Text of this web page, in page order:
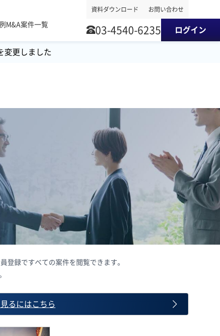
M&A案件一覧
資料ダウンロード お問い合わせ
03-4540-6235 ログイン
変更しました
登録ですべての案件を閲覧できます。
るにはこちら